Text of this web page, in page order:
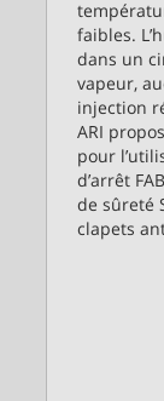
faibles.
dans un
vapeur,
injection
ARI
pour
d’arrêt
de sûreté
clapets